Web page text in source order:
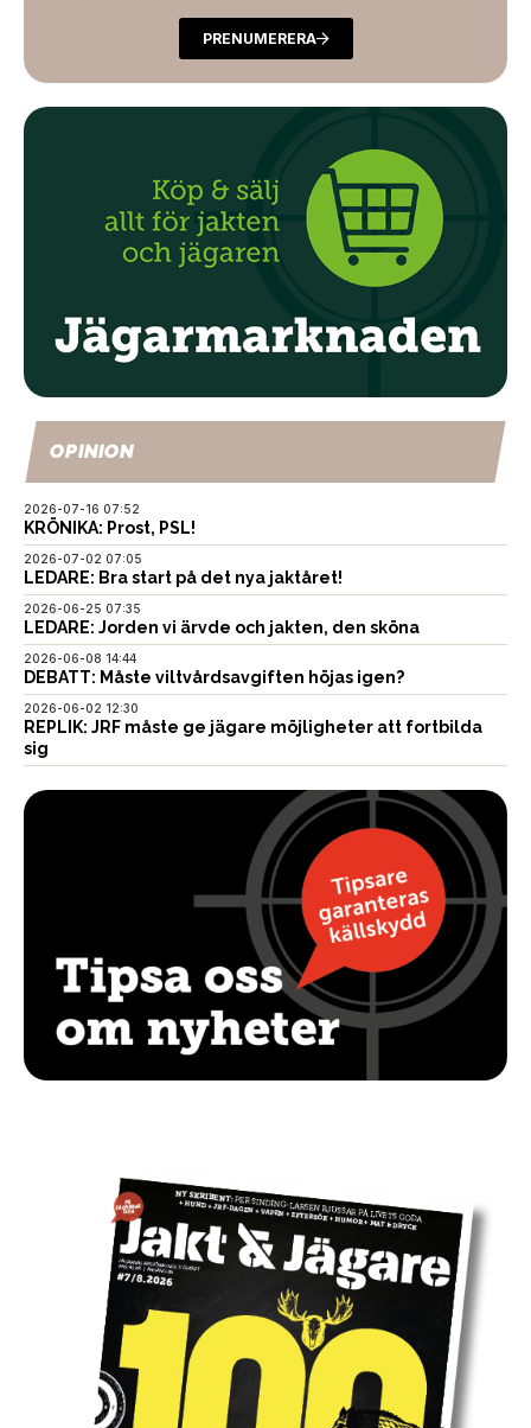
PRENUMERERA
OPINION
2026-07-16 07:52
KRÖNIKA: Prost, PSL!
2026-07-02 07:05
LEDARE: Bra start på det nya jaktåret!
2026-06-25 07:35
LEDARE: Jorden vi ärvde och jakten, den sköna
2026-06-08 14:44
DEBATT: Måste viltvårdsavgiften höjas igen?
2026-06-02 12:30
REPLIK: JRF måste ge jägare möjligheter att fortbilda
sig